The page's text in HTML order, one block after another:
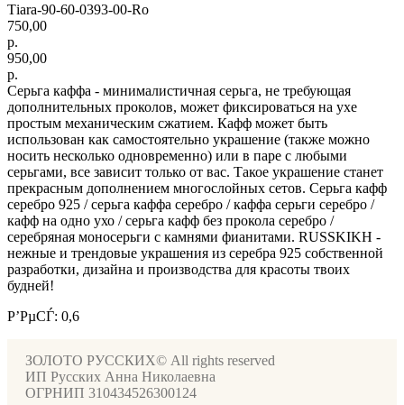
Тiara-90-60-0393-00-Ro
750,00
р.
950,00
р.
Серьга каффа - минималистичная серьга, не требующая
дополнительных проколов, может фиксироваться на ухе
простым механическим сжатием. Кафф может быть
использован как самостоятельно украшение (также можно
носить несколько одновременно) или в паре с любыми
серьгами, все зависит только от вас. Такое украшение станет
прекрасным дополнением многослойных сетов. Серьга кафф
серебро 925 / серьга каффа серебро / каффа серьги серебро /
кафф на одно ухо / серьга кафф без прокола серебро /
серебряная моносерьги с камнями фианитами. RUSSKIKH -
нежные и трендовые украшения из серебра 925 собственной
разработки, дизайна и производства для красоты твоих
будней!
Р’РµСЃ: 0,6
ЗОЛОТО РУССКИХ© All rights reserved
ИП Русских Анна Николаевна
ОГРНИП 310434526300124